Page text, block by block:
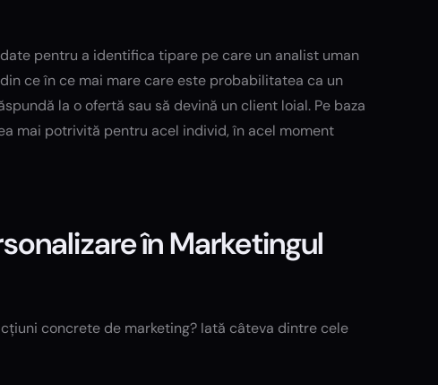
pentru a identifica tipare pe care un analist uman
ce în ce mai mare care este probabilitatea ca un
la o ofertă sau să devină un client loial. Pe baza
mai potrivită pentru acel individ, în acel moment
în Marketingul
concrete de marketing? Iată câteva dintre cele